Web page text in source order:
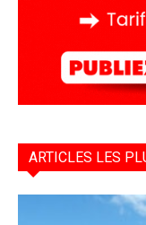
ARTICLES LES